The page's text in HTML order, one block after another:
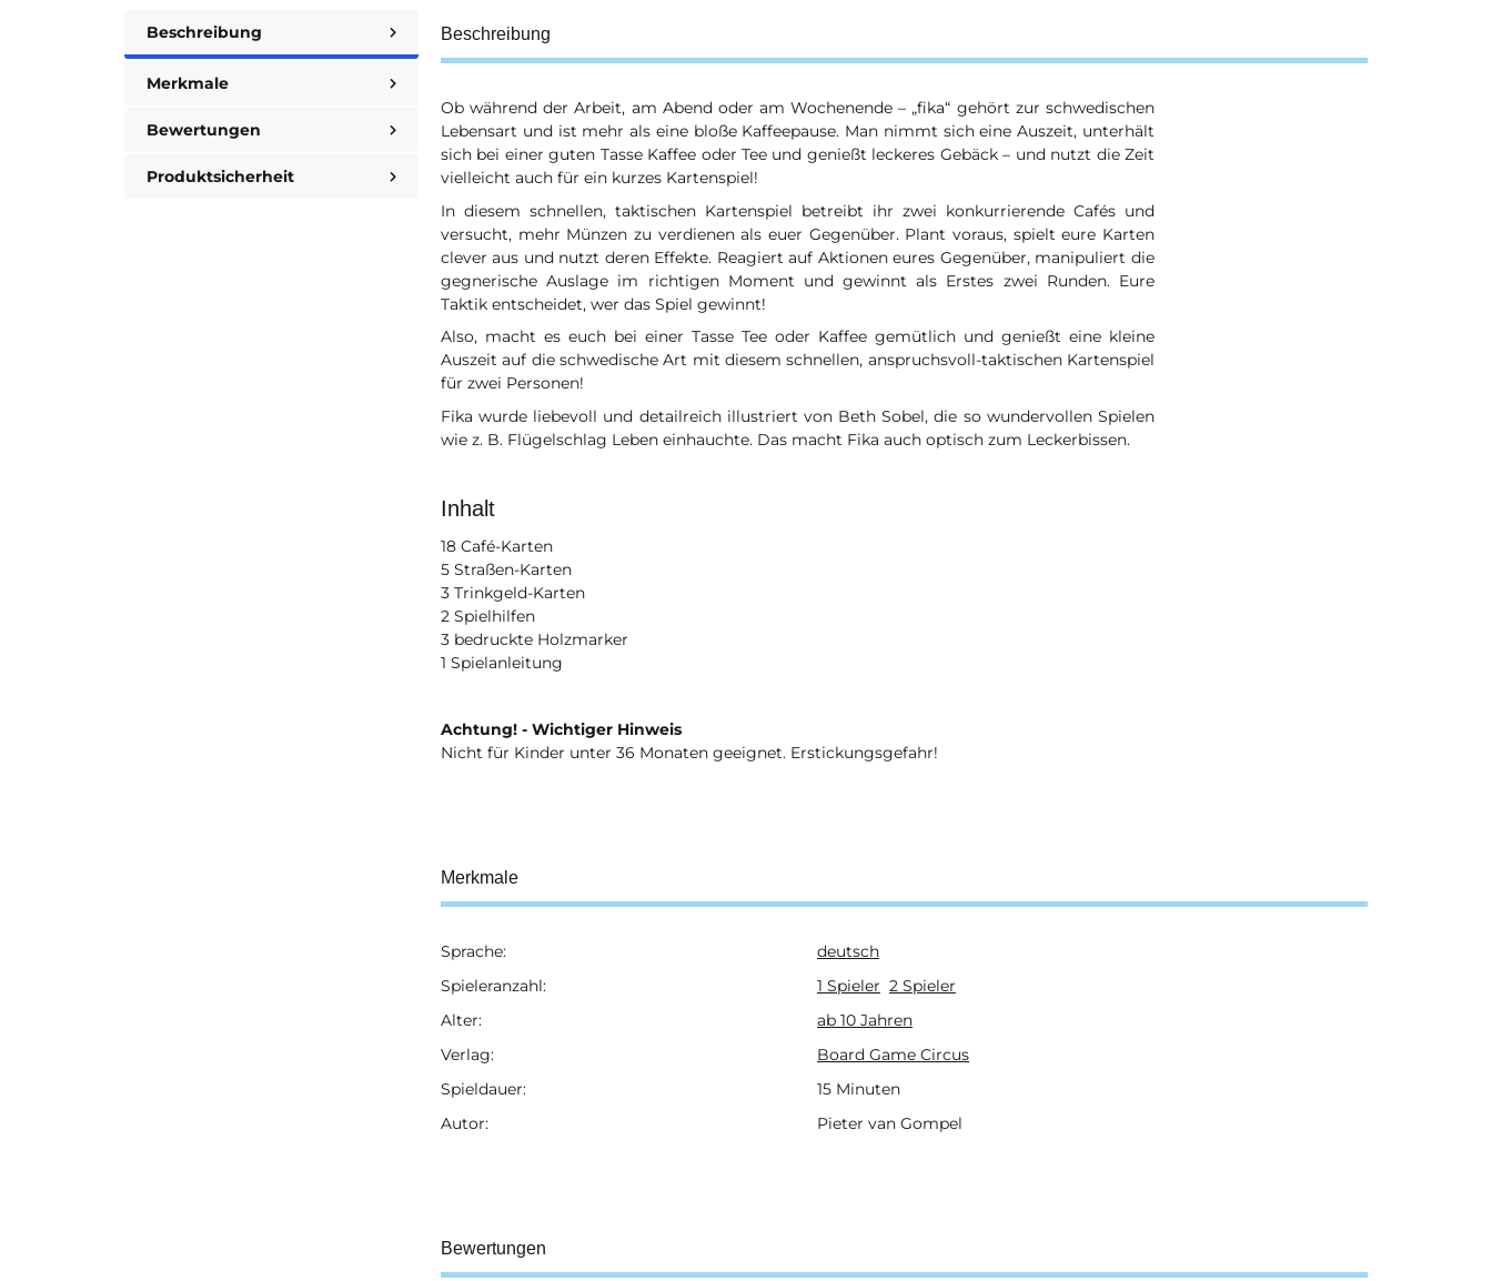
Beschreibung
Merkmale
Bewertungen
Produktsicherheit
Beschreibung
Ob während der Arbeit, am Abend oder am Wochenende – „fika“ gehört zur schwedischen
Lebensart und ist mehr als eine bloße Kaffeepause. Man nimmt sich eine Auszeit, unterhält
sich bei einer guten Tasse Kaffee oder Tee und genießt leckeres Gebäck – und nutzt die Zeit
vielleicht auch für ein kurzes Kartenspiel!
In diesem schnellen, taktischen Kartenspiel betreibt ihr zwei konkurrierende Cafés und
versucht, mehr Münzen zu verdienen als euer Gegenüber. Plant voraus, spielt eure Karten
clever aus und nutzt deren Effekte. Reagiert auf Aktionen eures Gegenüber, manipuliert die
gegnerische Auslage im richtigen Moment und gewinnt als Erstes zwei Runden. Eure
Taktik entscheidet, wer das Spiel gewinnt!
Also, macht es euch bei einer Tasse Tee oder Kaffee gemütlich und genießt eine kleine
Auszeit auf die schwedische Art mit diesem schnellen, anspruchsvoll-taktischen Kartenspiel
für zwei Personen!
Fika wurde liebevoll und detailreich illustriert von Beth Sobel, die so wundervollen Spielen
wie z. B. Flügelschlag Leben einhauchte. Das macht Fika auch optisch zum Leckerbissen.
Inhalt
18 Café-Karten
5 Straßen-Karten
3 Trinkgeld-Karten
2 Spielhilfen
3 bedruckte Holzmarker
1 Spielanleitung
Achtung! - Wichtiger Hinweis
Nicht für Kinder unter 36 Monaten geeignet. Erstickungsgefahr!
Merkmale
Produkteigenschaft
Wert
Sprache:
deutsch
Spieleranzahl:
1 Spieler 2 Spieler
Alter:
ab 10 Jahren
Verlag:
Board Game Circus
Spieldauer:
15 Minuten
Autor:
Pieter van Gompel
Bewertungen